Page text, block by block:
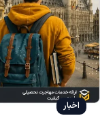
اخبار